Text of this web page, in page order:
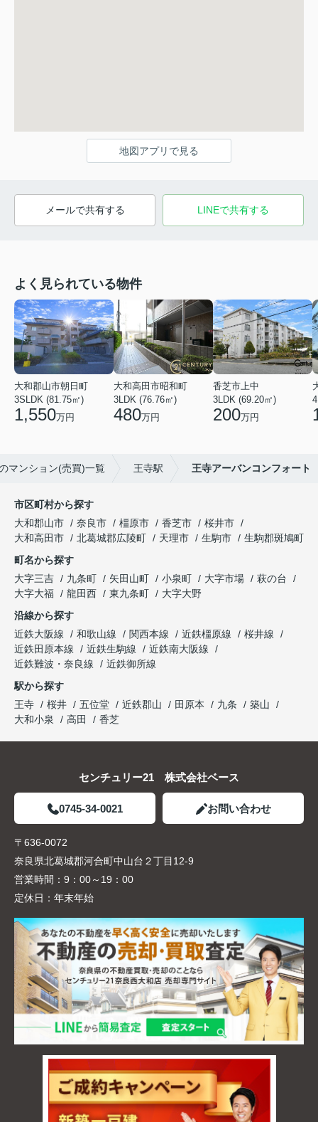
地図アプリで見る
メールで共有する LINEで共有する
よく見られている物件
大和郡山市朝日町
3SLDK (81.75㎡)
1,550万円
大和高田市昭和町
3LDK (76.76㎡)
480万円
香芝市上中
3LDK (69.20㎡)
200万円
マンション(売買)一覧 王寺駅 王寺アーバンコンフォート
市区町村から探す
大和郡山市
奈良市 橿原市 香芝市
桜井市
大和高田市
北葛城郡広陵町 天理市 生駒市
生駒郡斑鳩町
町名から探す
大字三吉
九条町 矢田山町 小泉町 大字市場
萩の台
大字大福
龍田西 東九条町
大字大野
沿線から探す
近鉄大阪線
和歌山線 関西本線 近鉄橿原線
桜井線
近鉄田原本線
近鉄生駒線
近鉄南大阪線
近鉄難波・奈良線
近鉄御所線
駅から探す
王寺
桜井 五位堂 近鉄郡山 田原本 九条
築山
大和小泉
高田 香芝
センチュリー21 株式会社ベース
0745-34-0021 お問い合わせ
〒636-0072
奈良県北葛城郡河合町中山台２丁目12-9
営業時間： 9：00～19：00
定休日： 年末年始